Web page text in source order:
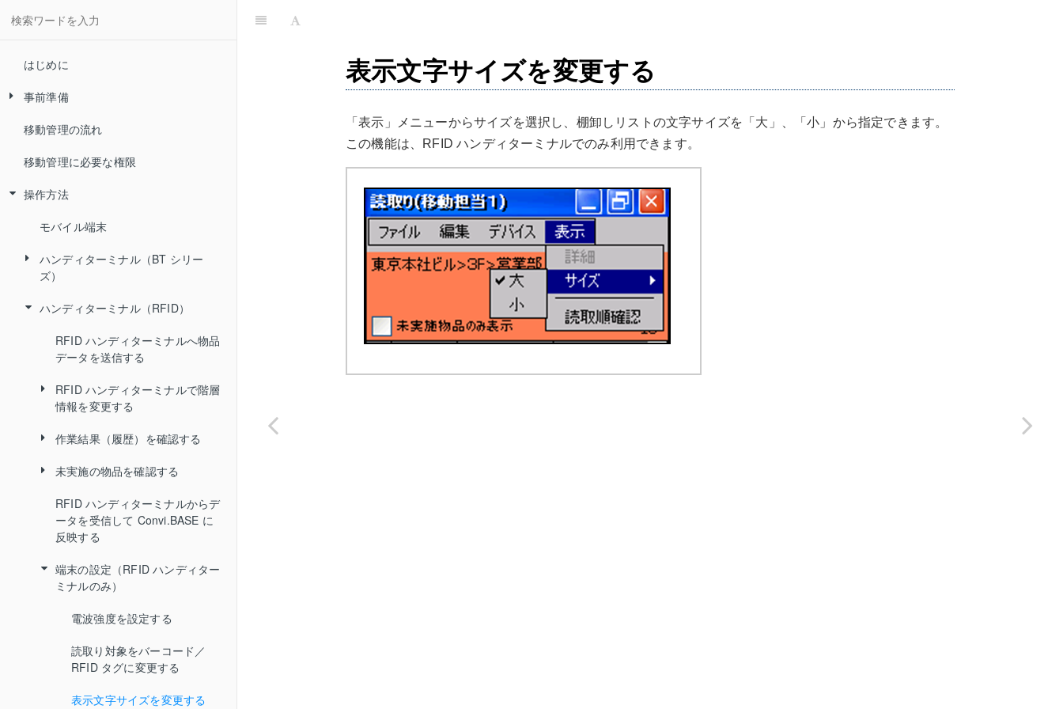
はじめに
事前準備
アプリのインストール（モバイル端
ストール（ハンディターミナルの
移動管理の流れ
移動管理に必要な権限
操作方法
モバイル端末
ハンディターミナル（BT シリー
ズ）
BT シリーズへ物品データを送信
BT シリーズで階層情報を変更す
BT シリーズからデータを受信し
ハンディターミナル（RFID）
RFID ハンディターミナルへ物品
データを送信する
RFID ハンディターミナルで階層
情報を変更する
作業中に未実施の物品だけを
作業中の結果を削除する
作業結果（履歴）を確認する
「履歴確認」画面を起動する
履歴を絞り込み表示する
履歴から階層情報を修正する
履歴を削除する
未実施の物品を確認する
「未実施物品確認」画面を起
動する
了する
RFID ハンディターミナルからデ
ータを受信して Convi.BASE に
反映する
端末の設定（RFID ハンディター
ミナルのみ）
電波強度を設定する
読取り対象をバーコード／
RFID タグに変更する
表示文字サイズを変更する
表示文字サイズを変更する
「表示」メニューからサイズを選択し、棚卸しリストの文字サイズを「大」、「小」から指定できます。
この機能は、RFID ハンディターミナルでのみ利用できます。